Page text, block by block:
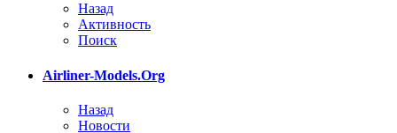
Назад
Активность
Поиск
Airliner-Models.Org
Назад
Новости